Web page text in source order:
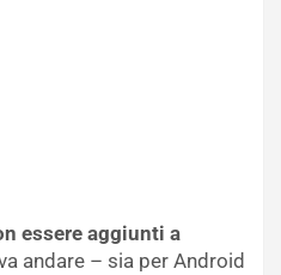
essere aggiunti a
andare – sia per Android